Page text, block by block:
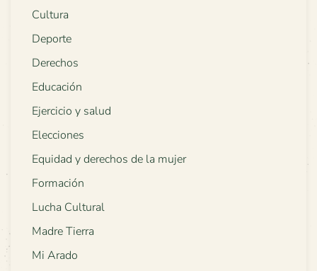
Cultura
Deporte
Derechos
Educación
Ejercicio y salud
Elecciones
Equidad y derechos de la mujer
Formación
Lucha Cultural
Madre Tierra
Mi Arado